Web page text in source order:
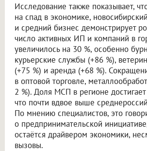
Исследование также показывает,
на спад в экономике,
и средний бизнес демонстрирует
число активных ИП и компаний в
увеличилось на 30 %, особенно
курьерские службы (+86 %),
(+75 %) и аренда (+68 %).
в оптовой торговле,
2 %). Доля МСП в регионе
что почти вдвое выше
По мнению специалистов, это
о предпринимательской
остаётся драйвером экономики,
вызовы.